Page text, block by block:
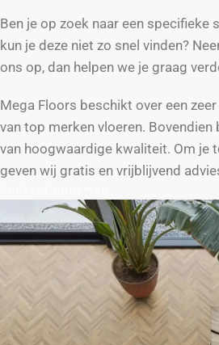
Ben je op zoek naar een specifieke
kun je deze niet zo snel vinden?
ons op, dan helpen we je graag
Mega Floors beschikt over een
van top merken vloeren. Bovendien
van hoogwaardige kwaliteit. Om je
geven wij gratis en vrijblijvend